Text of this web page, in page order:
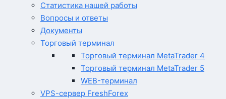
Статистика нашей работы
Вопросы и ответы
Документы
Торговый терминал
Торговый терминал MetaTrader 4
Торговый терминал MetaTrader 5
WEB-терминал
VPS-сервер FreshForex